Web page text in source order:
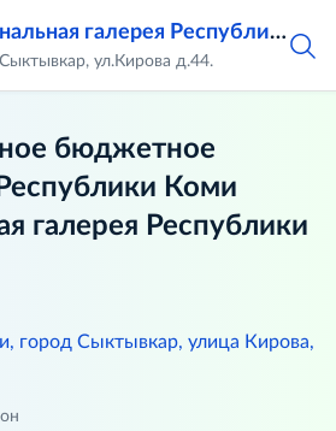
ГБУ РК «Национальная галерея Республики Коми»
ул.Кирова д.44.
бюджетное
Коми
галерея Республики
город Сыктывкар, улица Кирова,